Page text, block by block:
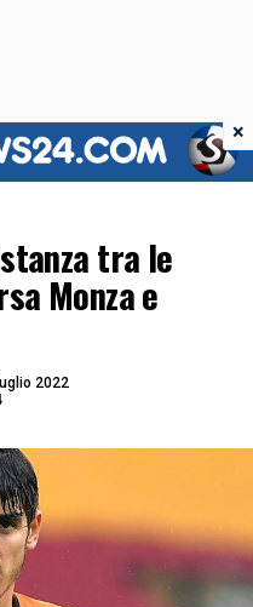
tra le
Monza e
2022
×